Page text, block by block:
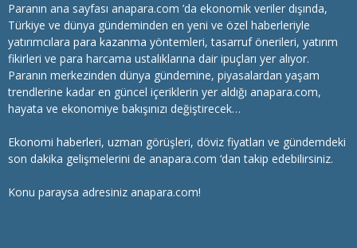
Paranın ana sayfası anapara.com ’da ekonomik veriler dışında,
Türkiye ve dünya gündeminden en yeni ve özel haberleriyle
yatırımcılara para kazanma yöntemleri, tasarruf önerileri, yatırım
fikirleri ve para harcama ustalıklarına dair ipuçları yer alıyor.
Paranın merkezinden dünya gündemine, piyasalardan yaşam
trendlerine kadar en güncel içeriklerin yer aldığı anapara.com,
hayata ve ekonomiye bakışınızı değiştirecek…
Ekonomi haberleri, uzman görüşleri, döviz fiyatları ve gündemdeki
son dakika gelişmelerini de anapara.com ‘dan takip edebilirsiniz.
Konu paraysa adresiniz anapara.com!